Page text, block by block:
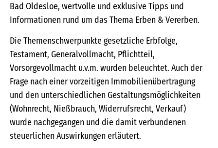
Bad Oldesloe, wertvolle und exklusive Tipps und
Informationen rund um das Thema Erben & Vererben.
Die Themenschwerpunkte gesetzliche Erbfolge,
Testament, Generalvollmacht, Pflichtteil,
Vorsorgevollmacht u.v.m. wurden beleuchtet. Auch der
Frage nach einer vorzeitigen Immobilienübertragung
und den unterschiedlichen Gestaltungsmöglichkeiten
(Wohnrecht, Nießbrauch, Widerrufsrecht, Verkauf)
wurde nachgegangen und die damit verbundenen
steuerlichen Auswirkungen erläutert.